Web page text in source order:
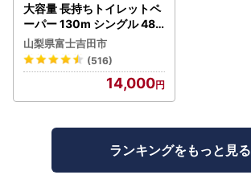
大容量 長持ちトイレットペ
ーパー 130m シングル 48R
芯なし 3倍巻 トイレット
山梨県富士吉田市
(516)
14,000
ランキングをもっと見る